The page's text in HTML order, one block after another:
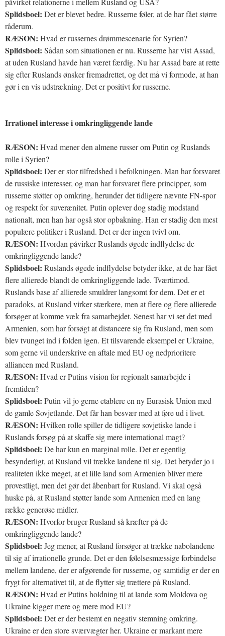
Splidsboel: Det er blevet bedre. Russerne føler, at de har fået større
råderum.
RÆSON: Hvad er russernes drømmescenarie for Syrien?
Splidsboel: Sådan som situationen er nu. Russerne har vist Assad,
at uden Rusland havde han været færdig. Nu har Assad bare at rette
sig efter Ruslands ønsker fremadrettet, og det må vi formode, at han
gør i en vis udstrækning. Det er positivt for russerne.
Irrationel interesse i omkringliggende lande
RÆSON: Hvad mener den almene russer om Putin og Ruslands
rolle i Syrien?
Splidsboel: Der er stor tilfredshed i befolkningen. Man har forsvaret
de russiske interesser, og man har forsvaret flere principper, som
russerne støtter op omkring, herunder det tidligere nævnte FN-spor
og respekt for suverænitet. Putin oplever dog stadig modstand
nationalt, men han har også stor opbakning. Han er stadig den mest
populære politiker i Rusland. Det er der ingen tvivl om.
RÆSON: Hvordan påvirker Ruslands øgede indflydelse de
omkringliggende lande?
Splidsboel: Ruslands øgede indflydelse betyder ikke, at de har fået
flere allierede blandt de omkringliggende lade. Tværtimod.
Ruslands base af allierede smuldrer langsomt for dem. Det er et
paradoks, at Rusland virker stærkere, men at flere og flere allierede
forsøger at komme væk fra samarbejdet. Senest har vi set det med
Armenien, som har forsøgt at distancere sig fra Rusland, men som
blev tvunget ind i folden igen. Et tilsvarende eksempel er Ukraine,
som gerne vil underskrive en aftale med EU og nedprioritere
alliancen med Rusland.
RÆSON: Hvad er Putins vision for regionalt samarbejde i
fremtiden?
Splidsboel: Putin vil jo gerne etablere en ny Eurasisk Union med
de gamle Sovjetlande. Det får han besvær med at føre ud i livet.
RÆSON: Hvilken rolle spiller de tidligere sovjetiske lande i
Ruslands forsøg på at skaffe sig mere international magt?
Splidsboel: De har kun en marginal rolle. Det er egentlig
besynderligt, at Rusland vil trække landene til sig. Det betyder jo i
realiteten ikke meget, at et lille land som Armenien bliver mere
provestligt, men det gør det åbenbart for Rusland. Vi skal også
huske på, at Rusland støtter lande som Armenien med en lang
række generøse midler.
RÆSON: Hvorfor bruger Rusland så kræfter på de
omkringliggende lande?
Splidsboel: Jeg mener, at Rusland forsøger at trække nabolandene
til sig af irrationelle grunde. Det er den følelsesmæssige forbindelse
mellem landene, der er afgørende for russerne, og samtidig er der en
frygt for alternativet til, at de flytter sig trættere på Rusland.
RÆSON: Hvad er Putins holdning til at lande som Moldova og
Ukraine kigger mere og mere mod EU?
Splidsboel: Det er der bestemt en negativ stemning omkring.
Ukraine er den store sværvægter her. Ukraine er markant mere